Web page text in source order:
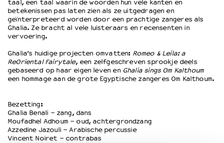
Werken bij
Wie is wie
Word vriend
Historie
Partners
Huisregels
Privacyverklaring
Duurzaamheid
Culturele boycot Israël
Ruimte voor artistieke vrijheid – VNPF
taal, een taal waarin de woorden hun vele kanten en
betekenissen pas laten zien als ze uitgedragen en
geïnterpreteerd worden door een prachtige zangeres als
Ghalia. Ze bracht al vele luisteraars en recensenten in
vervoering.
Ghalia’s huidige projecten omvatten: Romeo & Leila: a
ReOriental Fairytale, een zelfgeschreven sprookje deels
gebaseerd op haar eigen leven en Ghalia sings Om Kalthoum
een hommage aan de grote Egyptische zangeres Om Kalthoum.
Bezetting:
Ghalia Benali - zang, dans
Moufadhel Adhoum - oud, achtergrondzang
Azzedine Jazouli - Arabische percussie
Vincent Noiret - contrabas